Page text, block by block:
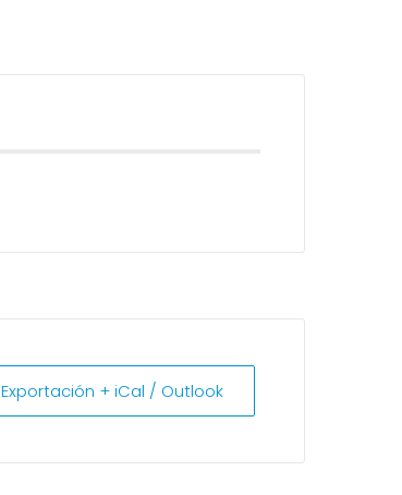
Exportación + iCal / Outlook